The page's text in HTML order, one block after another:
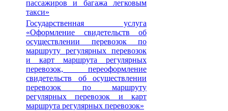
пассажиров и багажа легковым
такси»
Государственная услуга
«Оформление свидетельств об
осуществлении перевозок по
маршруту регулярных перевозок
и карт маршрута регулярных
перевозок, переоформление
свидетельств об осуществлении
перевозок по маршруту
регулярных перевозок и карт
маршрута регулярных перевозок»